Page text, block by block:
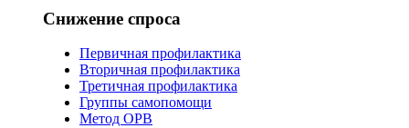
Снижение спроса
Первичная профилактика
Вторичная профилактика
Третичная профилактика
Группы самопомощи
Метод ОРВ